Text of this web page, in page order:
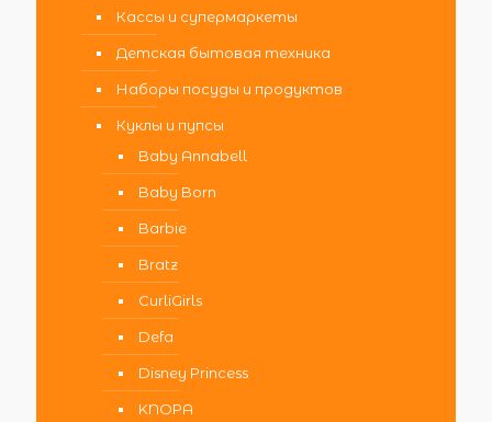
Кассы и супермаркеты
Детская бытовая техника
Наборы посуды и продуктов
Куклы и пупсы
Baby Annabell
Baby Born
Barbie
Bratz
CurliGirls
Defa
Disney Princess
KNOPA